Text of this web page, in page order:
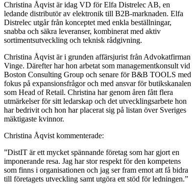
Christina Åqvist är idag VD för Elfa Distrelec AB, en
ledande distributör av elektronik till B2B-marknaden. Elfa
Distrelec utgår från konceptet med enkla beställningar,
snabba och säkra leveranser, kombinerat med aktiv
sortimentsutveckling och teknisk rådgivning.
Christina Åqvist är i grunden affärsjurist från Advokatfirman
Vinge. Därefter har hon arbetat som managementkonsult vid
Boston Consulting Group och senare för B&B TOOLS med
fokus på expansionsfrågor och med ansvar för butikskanalen
som Head of Retail. Christina har genom åren fått flera
utmärkelser för sitt ledarskap och det utvecklingsarbete hon
har bedrivit och hon har placerat sig på listan över Sveriges
mäktigaste kvinnor.
Christina Åqvist kommenterade:
”DistIT är ett mycket spännande företag som har gjort en
imponerande resa. Jag har stor respekt för den kompetens
som finns i organisationen och jag ser fram emot att få bidra
till företagets utveckling samt utgöra ett stöd för ledningen.”